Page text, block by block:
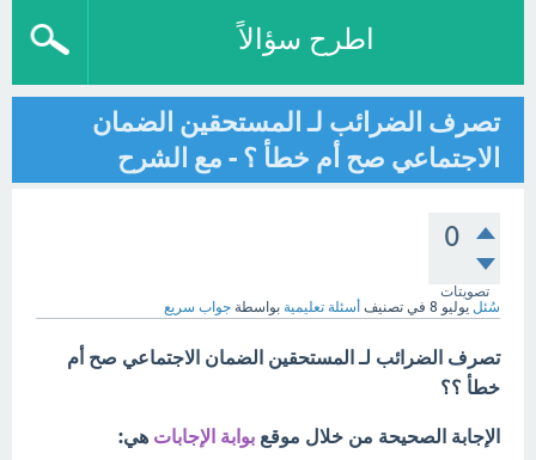
اطرح سؤالاً
تصرف الضرائب لـ المستحقين الضمان
الاجتماعي صح أم خطأ ؟ - مع الشرح
0
تصويتات
سُئل يوليو 8 في تصنيف أسئلة تعليمية بواسطة جواب سريع
تصرف الضرائب لـ المستحقين الضمان الاجتماعي صح أم
خطأ ؟؟
الإجابة الصحيحة من خلال موقع بوابة الإجابات هي: